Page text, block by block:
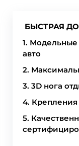
БЫСТРАЯ
1.
авто
2.
3. 3D нога
4.
5.